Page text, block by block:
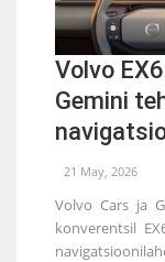
Volvo
Gemini
21 May, 2026
Volvo Cars ja
konverentsil